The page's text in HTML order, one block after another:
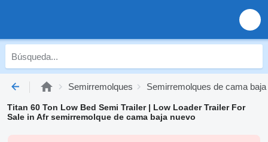
Semirremolques Semirremolques de cama baja
Titan 60 Ton Low Bed Semi Trailer | Low Loader Trailer For
Sale in Afr semirremolque de cama baja nuevo